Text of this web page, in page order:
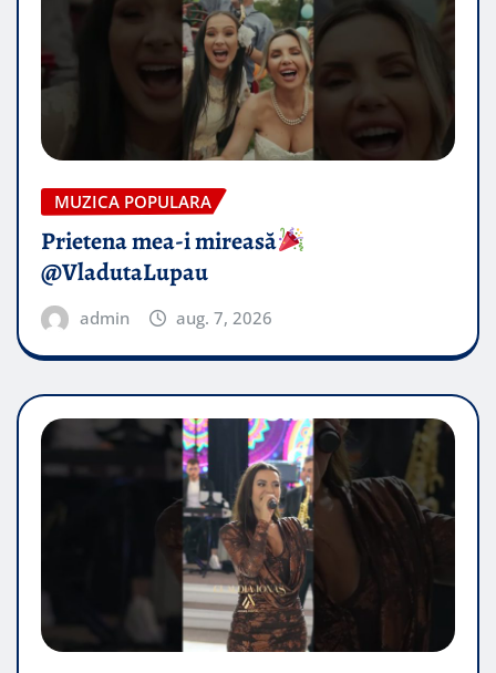
MUZICA POPULARA
Prietena mea-i mireasă​
@VladutaLupau
admin aug. 7, 2026